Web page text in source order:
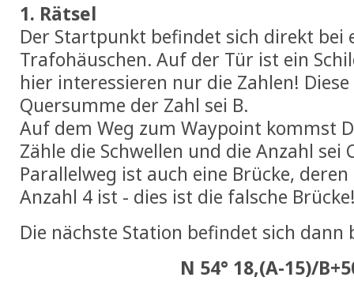
1. Rätsel
Der Startpunkt befindet sich direkt bei
Trafohäuschen. Auf der Tür ist ein
hier interessieren nur die Zahlen!
Quersumme der Zahl sei B.
Auf dem Weg zum Waypoint kommst
Zähle die Schwellen und die Anzahl sei
Parallelweg ist auch eine Brücke,
Anzahl 4 ist - dies ist die falsche
Die nächste Station befindet sich dann
N 54° 18,(A-15)/